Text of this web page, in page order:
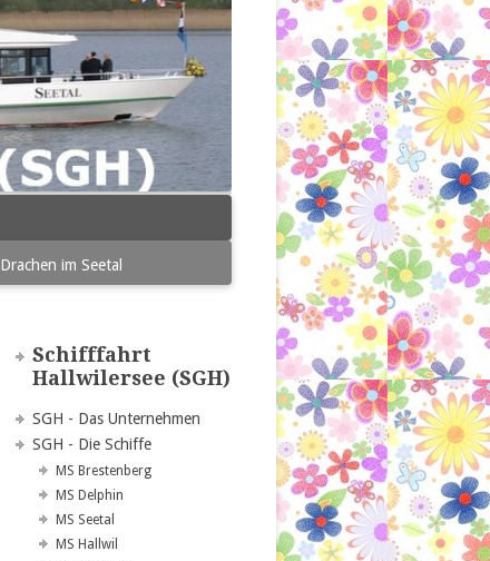
Drachen im Seetal
Navigation
überspringen
Schifffahrt
Hallwilersee (SGH)
Navigation
überspringen
SGH - Das Unternehmen
SGH - Die Schiffe
MS Brestenberg
MS Delphin
MS Seetal
MS Hallwil